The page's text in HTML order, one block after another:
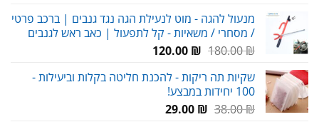
היה:
65.00 ₪.
הוא:
58.00 ₪.
מנעול להגה - מוט לנעילת הגה נגד גנבים | ברכב פרטי
/ מסחרי / משאיות - קל לתפעול | כאב ראש לגנבים
180.00₪
המחיר
היה:
180.00 ₪.
120.00 ₪
המחיר
הוא:
שקיות תה ריקות - להכנת חליטה בקלות וביעילות -
100 יחידות במבצע!
38.00₪
המחיר29.00 ₪
המחיר